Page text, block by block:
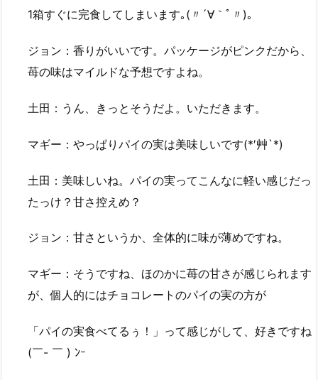
1箱すぐに完食してしまいます｡(〃´∀｀ﾟ〃)｡
ジョン：香りがいいです。パッケージがピンクだから、
苺の味はマイルドな予想ですよね。
土田：うん、きっとそうだよ。いただきます。
マギー：やっぱりパイの実は美味しいです(*′艸`*)
土田：美味しいね。パイの実ってこんなに軽い感じだっ
たっけ？甘さ控えめ？
ジョン：甘さというか、全体的に味が薄めですね。
マギー：そうですね、ほのかに苺の甘さが感じられます
が、個人的にはチョコレートのパイの実の方が
「パイの実食べてるぅ！」って感じがして、好きですね
(￣- ￣ ) ﾝｰ